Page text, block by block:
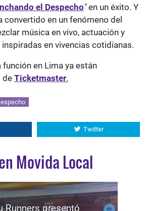
el Despecho"en un éxito. Y
convertido en un fenómeno del
música en vivo, actuación y
en vivencias cotidianas.
en Lima ya están
de Ticketmaster.
Twitter
Movida Local
Runners presentó